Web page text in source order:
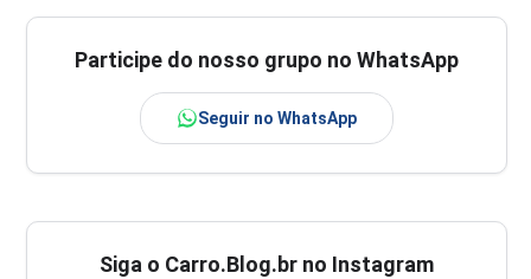
Participe do nosso grupo no WhatsApp
Seguir no WhatsApp
Siga o Carro.Blog.br no Instagram